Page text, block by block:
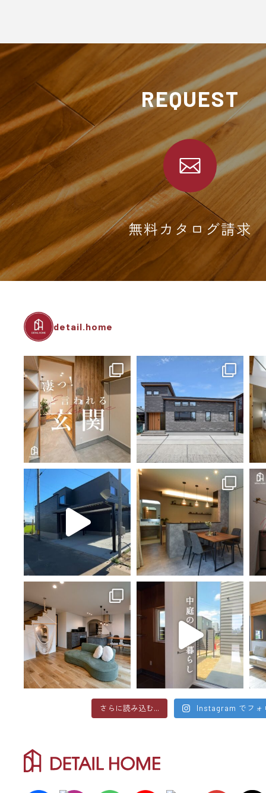
REQUEST
無料カタログ請求
detail.home
さらに読み込む... Instagram でフォ